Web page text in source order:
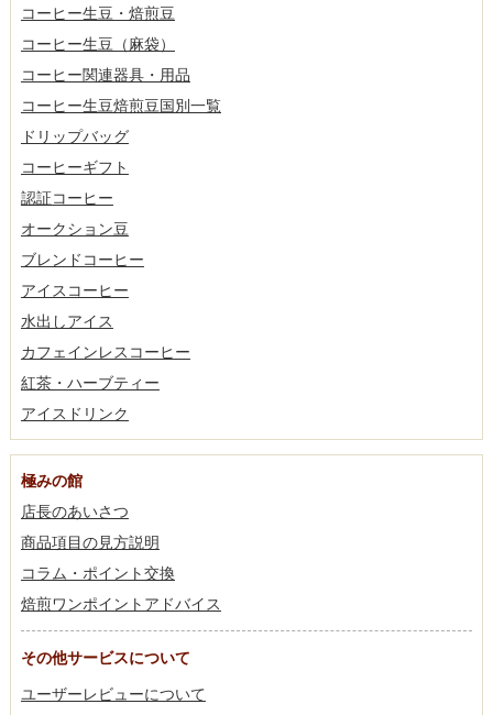
コーヒー生豆・焙煎豆
コーヒー生豆（麻袋）
コーヒー関連器具・用品
コーヒー生豆焙煎豆国別一覧
ドリップバッグ
コーヒーギフト
認証コーヒー
オークション豆
ブレンドコーヒー
アイスコーヒー
水出しアイス
カフェインレスコーヒー
紅茶・ハーブティー
アイスドリンク
極みの館
店長のあいさつ
商品項目の見方説明
コラム・ポイント交換
焙煎ワンポイントアドバイス
その他サービスについて
ユーザーレビューについて